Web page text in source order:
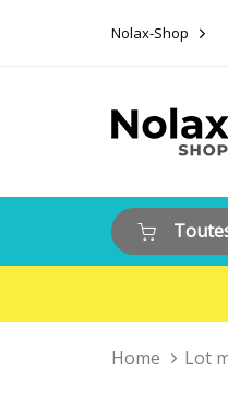
Nolax-Shop
Home Lot